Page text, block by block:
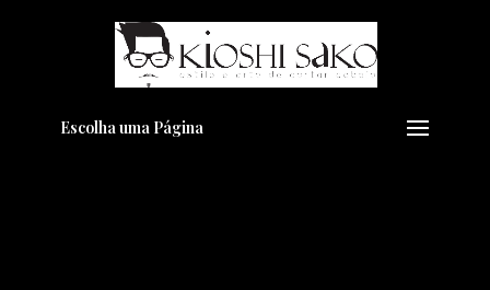
Escolha uma Página
Pensando em transformar seu
Visual??